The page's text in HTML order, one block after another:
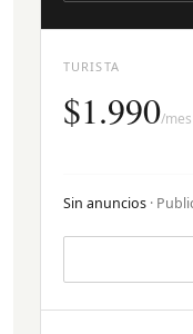
TURISTA
$1.990/mes
Sin anuncios ·